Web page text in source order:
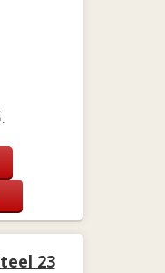
23